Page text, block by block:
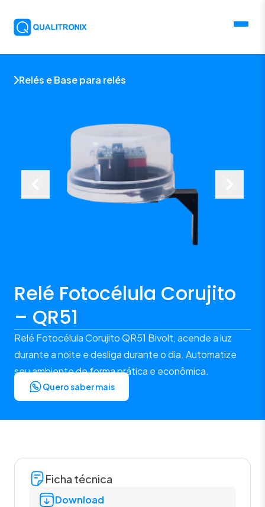
Relés e Base para relés
Relé Fotocélula Corujito
– QR51
Relé Fotocélula Corujito QR51 Bivolt, acende a luz
durante a noite e desliga durante o dia. Automatize
seu ambiente de forma prática e econômica.
Quero saber mais
Ficha técnica
Download